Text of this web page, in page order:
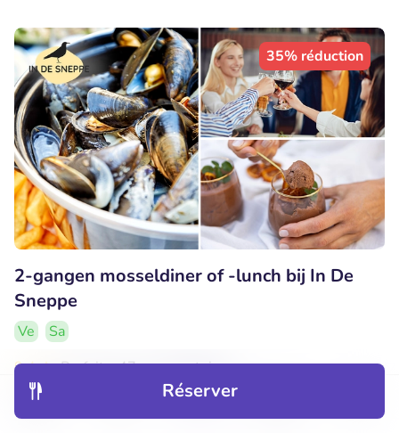
Réserver
35% réduction
2-gangen mosseldiner of -lunch bij In De
Sneppe
Ve
Sa
9.4
Parfait• 47 commentaires
In De Sneppe
Houthulst (16km)